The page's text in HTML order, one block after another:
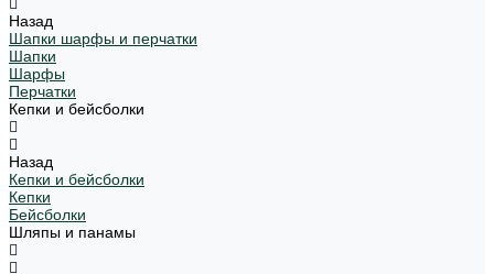
Назад
Шапки шарфы и перчатки
Шапки
Шарфы
Перчатки
Кепки и бейсболки
Назад
Кепки и бейсболки
Кепки
Бейсболки
Шляпы и панамы